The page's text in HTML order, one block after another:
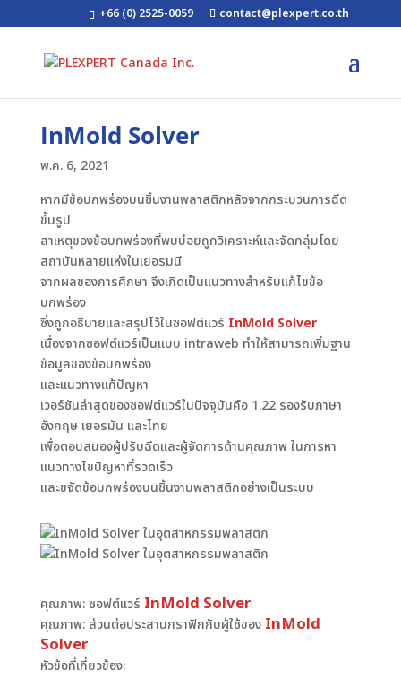
+66 (0) 2525-0059 contact@plexpert.co.th
InMold Solver
พ.ค. 6, 2021
หากมีข้อบกพร่องบนชิ้นงานพลาสติกหลังจากกระบวนการฉีด
ขึ้นรูป
สาเหตุของข้อบกพร่องที่พบบ่อยถูกวิเคราะห์และจัดกลุ่มโดย
สถาบันหลายแห่งในเยอรมนี
จากผลของการศึกษา จึงเกิดเป็นแนวทางสำหรับแก้ไขข้อ
บกพร่อง
ซึ่งถูกอธิบายและสรุปไว้ในซอฟต์แวร์ InMold Solver
เนื่องจากซอฟต์แวร์เป็นแบบ intraweb ทำให้สามารถเพิ่มฐาน
ข้อมูลของข้อบกพร่อง
และแนวทางแก้ปัญหา
เวอร์ชันล่าสุดของซอฟต์แวร์ในปัจจุบันคือ 1.22 รองรับภาษา
อังกฤษ เยอรมัน และไทย
เพื่อตอบสนองผู้ปรับฉีดและผู้จัดการด้านคุณภาพ ในการหา
แนวทางไขปัญหาที่รวดเร็ว
และขจัดข้อบกพร่องบนชิ้นงานพลาสติกอย่างเป็นระบบ
คุณภาพ: ซอฟต์แวร์ InMold Solver
คุณภาพ: ส่วนต่อประสานกราฟิกกับผู้ใช้ของ InMold
Solver
หัวข้อที่เกี่ยวข้อง: